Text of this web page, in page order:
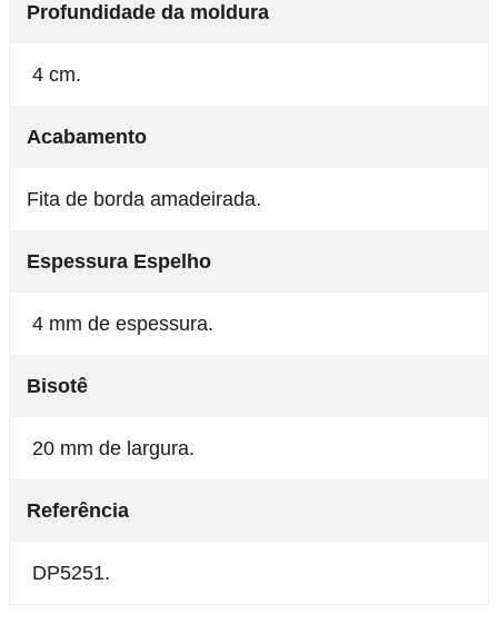
Profundidade da moldura
4 cm.
Acabamento
Fita de borda amadeirada.
Espessura Espelho
4 mm de espessura.
Bisotê
20 mm de largura.
Referência
DP5251.